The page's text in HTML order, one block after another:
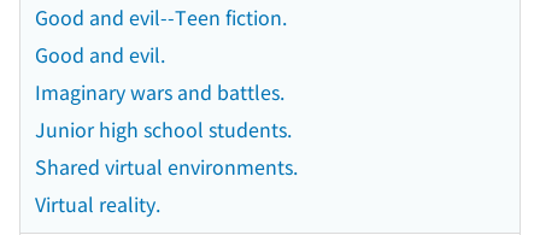
Good and evil--Teen fiction.
Good and evil.
Imaginary wars and battles.
Junior high school students.
Shared virtual environments.
Virtual reality.